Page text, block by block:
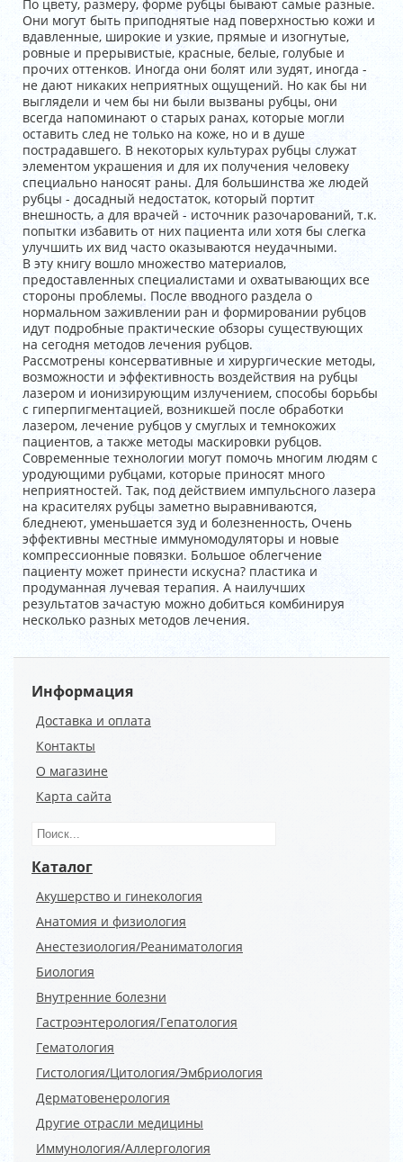
По цвету, размеру, форме рубцы бывают самые разные.
Они могут быть приподнятые над поверхностью кожи и
вдавленные, широкие и узкие, прямые и изогнутые,
ровные и прерывистые, красные, белые, голубые и
прочих оттенков. Иногда они болят или зудят, иногда -
не дают никаких неприятных ощущений. Но как бы ни
выглядели и чем бы ни были вызваны рубцы, они
всегда напоминают о старых ранах, которые могли
оставить след не только на коже, но и в душе
пострадавшего. В некоторых культурах рубцы служат
элементом украшения и для их получения человеку
специально наносят раны. Для большинства же людей
рубцы - досадный недостаток, который портит
внешность, а для врачей - источник разочарований, т.к.
попытки избавить от них пациента или хотя бы слегка
улучшить их вид часто оказываются неудачными.
В эту книгу вошло множество материалов,
предоставленных специалистами и охватывающих все
стороны проблемы. После вводного раздела о
нормальном заживлении ран и формировании рубцов
идут подробные практические обзоры существующих
на сегодня методов лечения рубцов.
Рассмотрены консервативные и хирургические методы,
возможности и эффективность воздействия на рубцы
лазером и ионизирующим излучением, способы борьбы
с гиперпигментацией, возникшей после обработки
лазером, лечение рубцов у смуглых и темнокожих
пациентов, а также методы маскировки рубцов.
Современные технологии могут помочь многим людям с
уродующими рубцами, которые приносят много
неприятностей. Так, под действием импульсного лазера
на красителях рубцы заметно выравниваются,
бледнеют, уменьшается зуд и болезненность, Очень
эффективны местные иммуномодуляторы и новые
компрессионные повязки. Большое облегчение
пациенту может принести искусна? пластика и
продуманная лучевая терапия. А наилучших
результатов зачастую можно добиться комбинируя
несколько разных методов лечения.
Информация
Доставка и оплата
Контакты
О магазине
Карта сайта
Каталог
Акушерство и гинекология
Анатомия и физиология
Анестезиология/Реаниматология
Биология
Внутренние болезни
Гастроэнтерология/Гепатология
Гематология
Гистология/Цитология/Эмбриология
Дерматовенерология
Другие отрасли медицины
Иммунология/Аллергология